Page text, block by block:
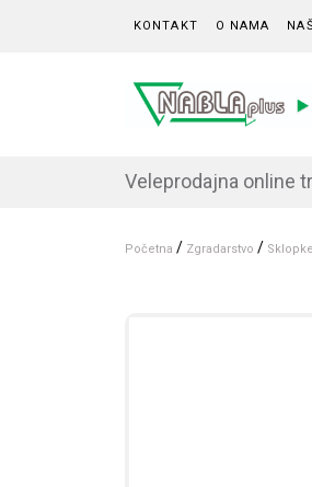
KONTAKT O NAMA
Veleprodajna online
Početna / Zgradarstvo /